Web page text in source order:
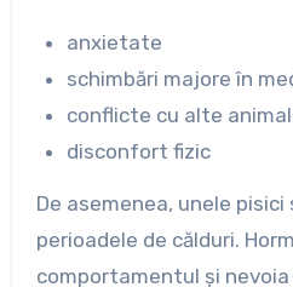
anxietate
schimbări majore în
conflicte cu alte
disconfort fizic
De asemenea, unele
perioadele de călduri.
comportamentul și